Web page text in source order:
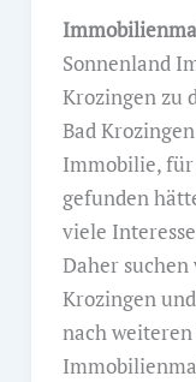
Sonnenland
Krozingen zu
Bad
Immobilie,
gefunden
viele
Daher
Krozingen
nach